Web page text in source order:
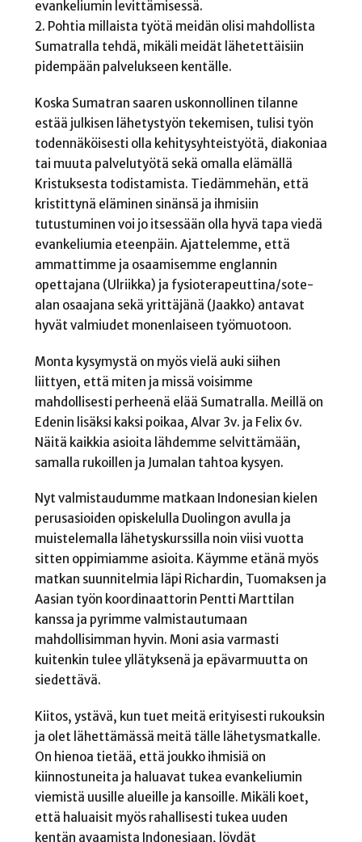
evankeliumin levittämisessä.
2. Pohtia millaista työtä meidän olisi mahdollista
Sumatralla tehdä, mikäli meidät lähetettäisiin
pidempään palvelukseen kentälle.
Koska Sumatran saaren uskonnollinen tilanne
estää julkisen lähetystyön tekemisen, tulisi työn
todennäköisesti olla kehitysyhteistyötä, diakoniaa
tai muuta palvelutyötä sekä omalla elämällä
Kristuksesta todistamista. Tiedämmehän, että
kristittynä eläminen sinänsä ja ihmisiin
tutustuminen voi jo itsessään olla hyvä tapa viedä
evankeliumia eteenpäin. Ajattelemme, että
ammattimme ja osaamisemme englannin
opettajana (Ulriikka) ja fysioterapeuttina/sote-
alan osaajana sekä yrittäjänä (Jaakko) antavat
hyvät valmiudet monenlaiseen työmuotoon.
Monta kysymystä on myös vielä auki siihen
liittyen, että miten ja missä voisimme
mahdollisesti perheenä elää Sumatralla. Meillä on
Edenin lisäksi kaksi poikaa, Alvar 3v. ja Felix 6v.
Näitä kaikkia asioita lähdemme selvittämään,
samalla rukoillen ja Jumalan tahtoa kysyen.
Nyt valmistaudumme matkaan Indonesian kielen
perusasioiden opiskelulla Duolingon avulla ja
muistelemalla lähetyskurssilla noin viisi vuotta
sitten oppimiamme asioita. Käymme etänä myös
matkan suunnitelmia läpi Richardin, Tuomaksen ja
Aasian työn koordinaattorin Pentti Marttilan
kanssa ja pyrimme valmistautumaan
mahdollisimman hyvin. Moni asia varmasti
kuitenkin tulee yllätyksenä ja epävarmuutta on
siedettävä.
Kiitos, ystävä, kun tuet meitä erityisesti rukouksin
ja olet lähettämässä meitä tälle lähetysmatkalle.
On hienoa tietää, että joukko ihmisiä on
kiinnostuneita ja haluavat tukea evankeliumin
viemistä uusille alueille ja kansoille. Mikäli koet,
että haluaisit myös rahallisesti tukea uuden
kentän avaamista Indonesiaan, löydät